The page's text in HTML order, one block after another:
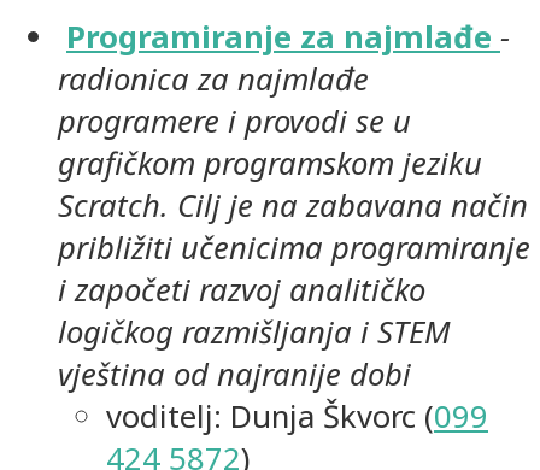
Programiranje za najmlađe -
radionica za najmlađe
programere i provodi se u
grafičkom programskom jeziku
Scratch. Cilj je na zabavana način
približiti učenicima programiranje
i započeti razvoj analitičko
logičkog razmišljanja i STEM
vještina od najranije dobi
voditelj: Dunja Škvorc (099
424 5872)